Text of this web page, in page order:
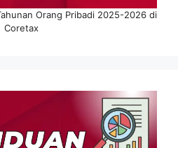
Orang Pribadi 2025-2026 di
Coretax